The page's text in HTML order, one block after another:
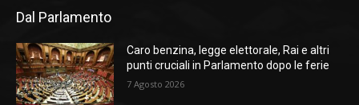
Dal Parlamento
Caro benzina, legge elettorale, Rai e altri
punti cruciali in Parlamento dopo le ferie
7 Agosto 2026